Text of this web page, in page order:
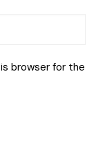
browser for the